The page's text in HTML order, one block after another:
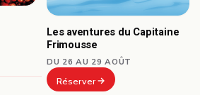
Les aventures du Capitaine
Frimousse
DU 26 AU 29 AOÛT
Réserver